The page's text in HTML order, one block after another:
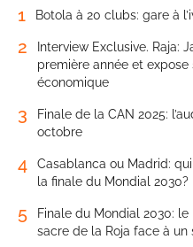
1 Botola à 20 clubs: gare à
2
Interview Exclusive. Raja:
première année et
économique
3
Finale de la CAN 2025:
octobre
4
Casablanca ou Madrid:
la finale du Mondial 2030?
5
Finale du Mondial 2030:
sacre de la Roja face à